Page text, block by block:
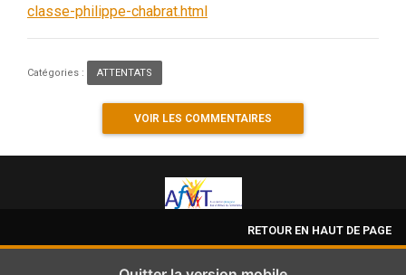
classe-philippe-chabrat.html
Catégories : ATTENTATS
VOIR LES COMMENTAIRES
RETOUR EN HAUT DE PAGE